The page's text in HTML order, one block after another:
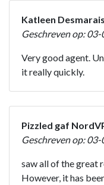
Katleen
Geschreven op:
Very good agent.
it really quickly.
Pizzled gaf
Geschreven op:
saw all of the great
However, it has